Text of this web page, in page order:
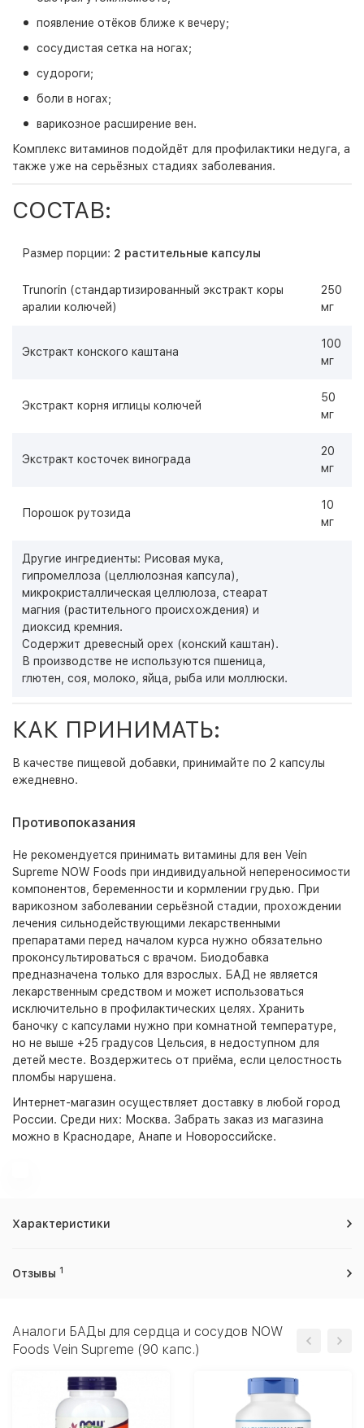
появление отёков ближе к вечеру;
сосудистая сетка на ногах;
судороги;
боли в ногах;
варикозное расширение вен.
Комплекс витаминов подойдёт для профилактики недуга, а
также уже на серьёзных стадиях заболевания.
СОСТАВ:
Размер порции: 2 растительные капсулы
Trunorin (стандартизированный экстракт коры
аралии колючей)
250
мг
Экстракт конского каштана
100
мг
Экстракт корня иглицы колючей
50
мг
Экстракт косточек винограда
20
мг
Порошок рутозида
10
мг
Другие ингредиенты: Рисовая мука,
гипромеллоза (целлюлозная капсула),
микрокристаллическая целлюлоза, стеарат
магния (растительного происхождения) и
диоксид кремния.
Содержит древесный орех (конский каштан).
В производстве не используются пшеница,
глютен, соя, молоко, яйца, рыба или моллюски.
КАК ПРИНИМАТЬ:
В качестве пищевой добавки, принимайте по 2 капсулы
ежедневно.
Противопоказания
Не рекомендуется принимать витамины для вен Vein
Supreme NOW Foods при индивидуальной непереносимости
компонентов, беременности и кормлении грудью. При
варикозном заболевании серьёзной стадии, прохождении
лечения сильнодействующими лекарственными
препаратами перед началом курса нужно обязательно
проконсультироваться с врачом. Биодобавка
предназначена только для взрослых. БАД не является
лекарственным средством и может использоваться
исключительно в профилактических целях. Хранить
баночку с капсулами нужно при комнатной температуре,
но не выше +25 градусов Цельсия, в недоступном для
детей месте. Воздержитесь от приёма, если целостность
пломбы нарушена.
Интернет-магазин осуществляет доставку в любой город
России. Среди них: Москва. Забрать заказ из магазина
можно в Краснодаре, Анапе и Новороссийске.
Характеристики
Отзывы 1
Аналоги БАДы для сердца и сосудов NOW
Foods Vein Supreme (90 капс.)